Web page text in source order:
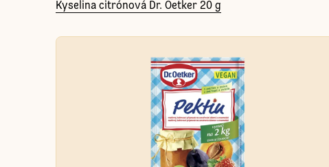
Kyselina citrónová Dr. Oetker 20 g